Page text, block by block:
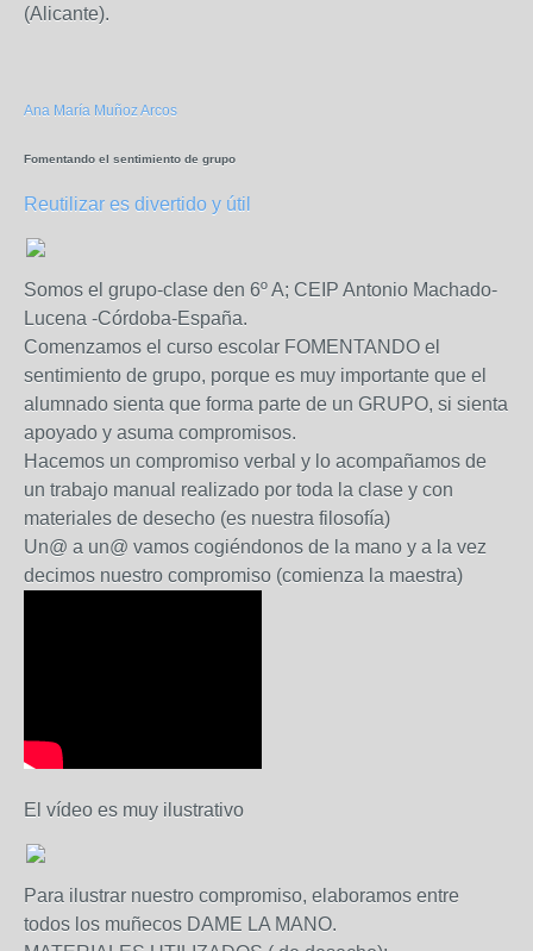
(Alicante).
Ana María Muñoz Arcos
Fomentando el sentimiento de grupo
Reutilizar es divertido y útil
Somos el grupo-clase den 6º A; CEIP Antonio Machado-
Lucena -Córdoba-España.
Comenzamos el curso escolar FOMENTANDO el
sentimiento de grupo, porque es muy importante que el
alumnado sienta que forma parte de un GRUPO, si sienta
apoyado y asuma compromisos.
Hacemos un compromiso verbal y lo acompañamos de
un trabajo manual realizado por toda la clase y con
materiales de desecho (es nuestra filosofía)
Un@ a un@ vamos cogiéndonos de la mano y a la vez
decimos nuestro compromiso (comienza la maestra)
El vídeo es muy ilustrativo
Para ilustrar nuestro compromiso, elaboramos entre
todos los muñecos DAME LA MANO.